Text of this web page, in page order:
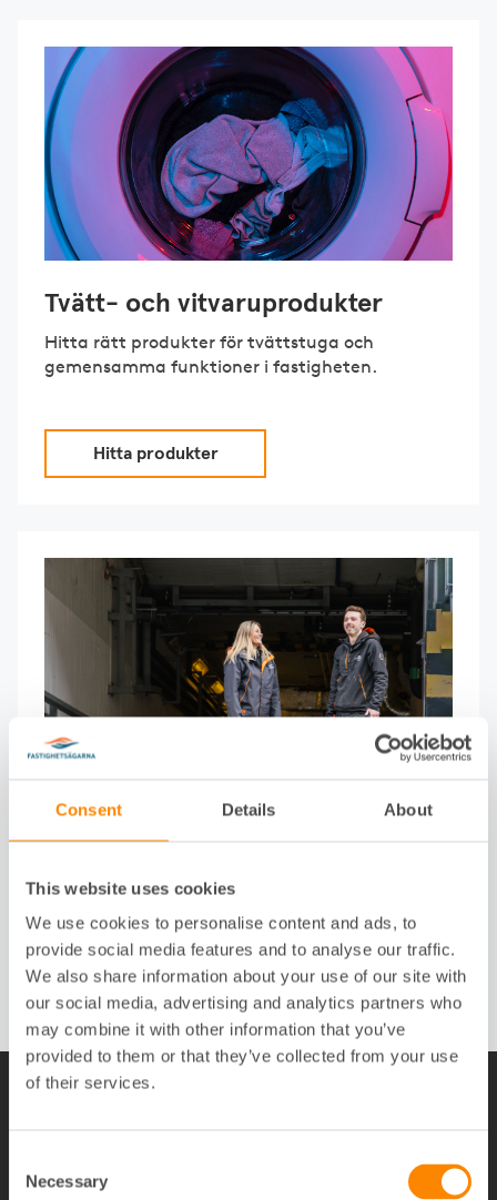
Consent Details About
This website uses cookies
We use cookies to personalise content and ads, to
provide social media features and to analyse our traffic.
We also share information about your use of our site with
our social media, advertising and analytics partners who
may combine it with other information that you’ve
provided to them or that they’ve collected from your use
of their services.
Selection
Necessary
Tvätt- och vitvaruprodukter
Hitta rätt produkter för tvättstuga och
gemensamma funktioner i fastigheten.
Hitta produkter
Vitvaruservice
Få hjälp när vitvaror behöver service, kontroll
Vitvaruservice